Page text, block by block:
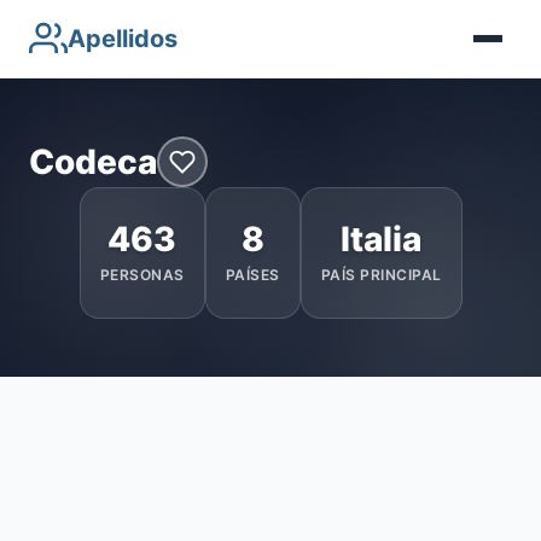
Apellidos
Codeca
463
PERSONAS
8
PAÍSES
Italia
PAÍS PRINCIPAL